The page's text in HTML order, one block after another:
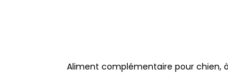
Aliment complémentaire pour chien,